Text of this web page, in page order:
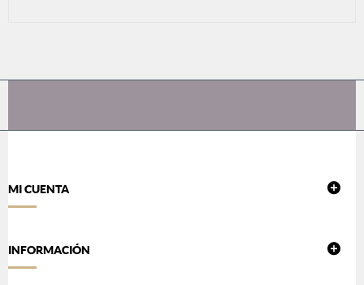
MI CUENTA
INFORMACIÓN